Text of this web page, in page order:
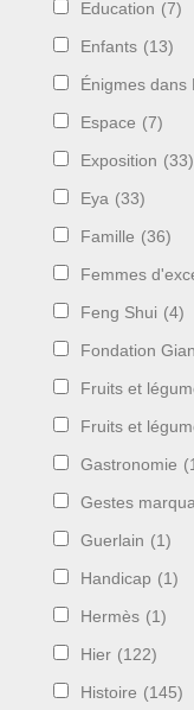
Education (7)
Enfants (13)
Énigmes dans
Espace (7)
Exposition (33)
Eya (33)
Famille (36)
Femmes
Feng Shui (4)
Fondation
Fruits et
Fruits et
Gastronomie
Gestes
Guerlain (1)
Handicap (1)
Hermès (1)
Hier (122)
Histoire (145)